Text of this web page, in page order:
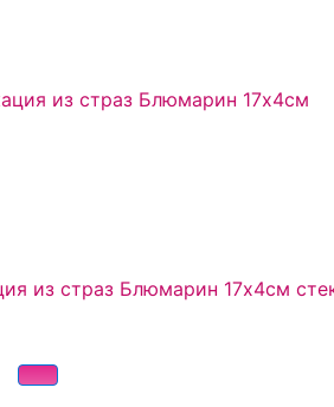
из страз Блюмарин 17х4см